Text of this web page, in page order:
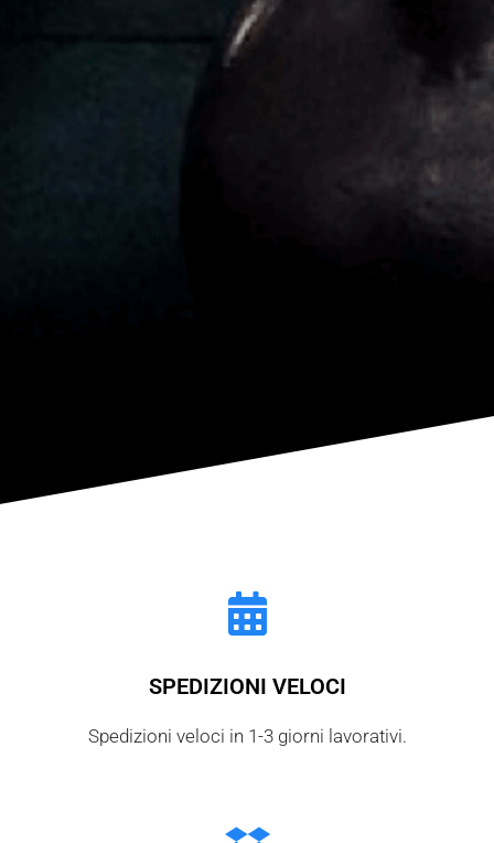
Technologia
SPEDIZIONI VELOCI
Spedizioni veloci in 1-3 giorni lavorativi.